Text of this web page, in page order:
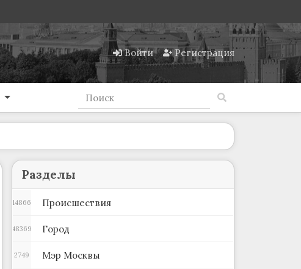
Войти Регистрация
Разделы
Происшествия
14866
Город
48369
Мэр Москвы
2749